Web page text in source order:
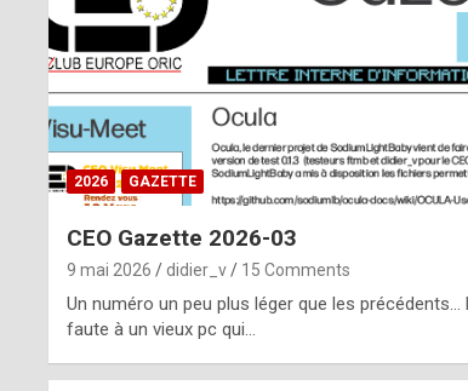
ff
2026 GAZETTE
CEO Gazette 2026-03
9 mai 2026 didier_v 15 Comments
Un numéro un peu plus léger que les précédents…
faute à un vieux pc qui…